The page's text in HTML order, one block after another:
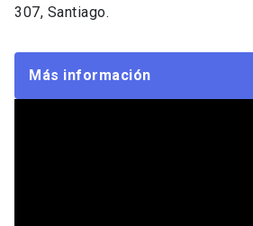
307, Santiago.
Más información